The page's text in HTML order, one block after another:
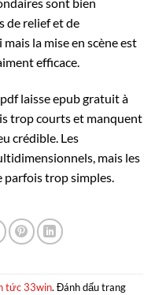
de relief et de
la mise en scène est
efficace.
laisse epub gratuit à
trop courts et manquent
crédible. Les
mais les
trop simples.
tức 33win. Đánh dấu trang